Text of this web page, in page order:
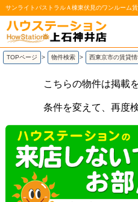
/
TOPページ > 物件検索 > 西東京市の賃貸
こちらの物件は掲載
条件を変えて、再度